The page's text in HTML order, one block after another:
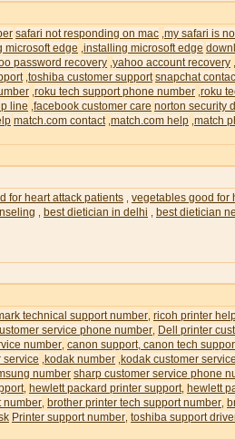
safari not responding on mac my safari is
microsoft edge installing microsoft edge
password recovery yahoo account recovery
toshiba customer support snapchat
roku tech support phone number roku
line facebook customer care norton security
match.com contact match.com help match
for heart attack patients vegetables good for
best dietician in delhi best dietician
technical support number ricoh printer
service phone number Dell printer
number canon support, canon tech
service kodak number kodak customer
number sharp customer service phone
hewlett packard printer support hewlett
number brother printer tech support number
Printer support number toshiba support